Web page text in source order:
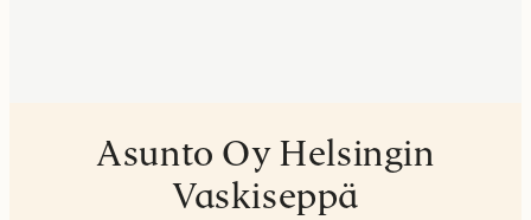
Asunto Oy Helsingin
Vaskiseppä